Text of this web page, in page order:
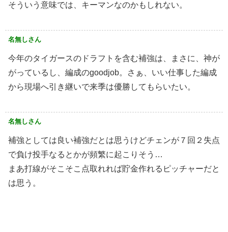
そういう意味では、キーマンなのかもしれない。
名無しさん
今年のタイガースのドラフトを含む補強は、まさに、神が
がっているし、編成のgoodjob。さぁ、いい仕事した編成
から現場へ引き継いで来季は優勝してもらいたい。
名無しさん
補強としては良い補強だとは思うけどチェンが７回２失点
で負け投手なるとかが頻繁に起こりそう…
まあ打線がそこそこ点取れれば貯金作れるピッチャーだと
は思う。